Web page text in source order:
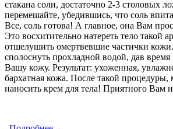
стакана соли, достаточно 2-3 столовых
перемешайте, убедившись, что соль
Все, соль готова! А главное, она Вам
Это восхитительно натереть тело такой
отшелушить омертвевшие частички
сполоснуть прохладной водой, дав время
Вашу кожу. Результат: ухоженная,
бархатная кожа. После такой
наносить крем для тела! Приятного Вам